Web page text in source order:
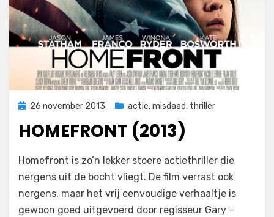
Geplaatst
26 november 2013 actie,misdaad, thriller
HOMEFRONT (2013)
door Filmofiel.nl
Laat een reactie achter
(2013)
Homefront is zo’n lekker stoere actiethriller die
nergens uit de bocht vliegt. De film verrast ook
nergens, maar het vrij eenvoudige verhaaltje is
gewoon goed uitgevoerd door regisseur Gary –